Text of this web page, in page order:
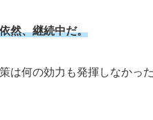
然、継続中だ。
は何の効力も発揮しなかっ